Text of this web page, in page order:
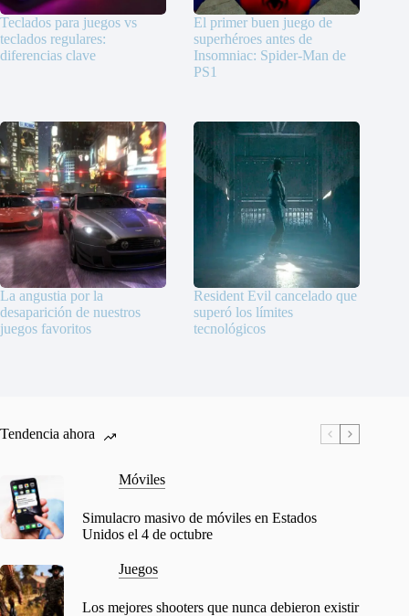
Teclados para juegos vs
teclados regulares:
diferencias clave
El primer buen juego de
superhéroes antes de
Insomniac: Spider-Man de
PS1
La angustia por la
desaparición de nuestros
juegos favoritos
Resident Evil cancelado que
superó los límites
tecnológicos
Tendencia ahora
Móviles
Simulacro masivo de móviles en Estados
Unidos el 4 de octubre
Juegos
Los mejores shooters que nunca debieron existir